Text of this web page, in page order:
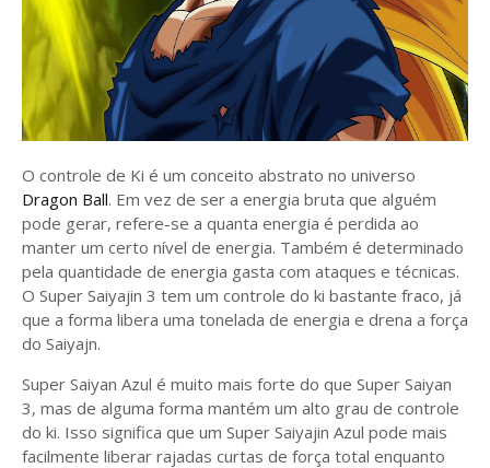
O controle de Ki é um conceito abstrato no universo
Dragon Ball. Em vez de ser a energia bruta que alguém
pode gerar, refere-se a quanta energia é perdida ao
manter um certo nível de energia. Também é determinado
pela quantidade de energia gasta com ataques e técnicas.
O Super Saiyajin 3 tem um controle do ki bastante fraco, já
que a forma libera uma tonelada de energia e drena a força
do Saiyajn.
Super Saiyan Azul é muito mais forte do que Super Saiyan
3, mas de alguma forma mantém um alto grau de controle
do ki. Isso significa que um Super Saiyajin Azul pode mais
facilmente liberar rajadas curtas de força total enquanto